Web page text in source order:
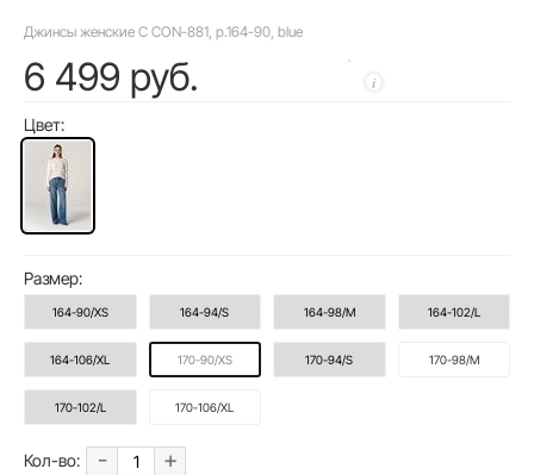
Джинсы женские C CON-881, р.164-90, blue
6 499 руб.
Цвет:
Размер:
164-90/XS 164-94/S 164-98/M 164-102/L
164-106/XL 170-90/XS 170-94/S 170-98/M
170-102/L 170-106/XL
Кол-во: - +